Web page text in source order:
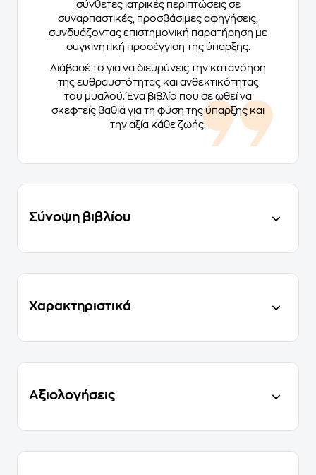
σύνθετες ιατρικές περιπτώσεις σε
συναρπαστικές, προσβάσιμες αφηγήσεις,
συνδυάζοντας επιστημονική παρατήρηση με
συγκινητική προσέγγιση της ύπαρξης.
Διάβασέ το για να διευρύνεις την κατανόηση
της ευθραυστότητας και ανθεκτικότητας
του μυαλού. Ένα βιβλίο που σε ωθεί να
σκεφτείς βαθιά για τη φύση της ύπαρξης και
την αξία κάθε ζωής.
Σύνοψη βιβλίου
Χαρακτηριστικά
Αξιολογήσεις